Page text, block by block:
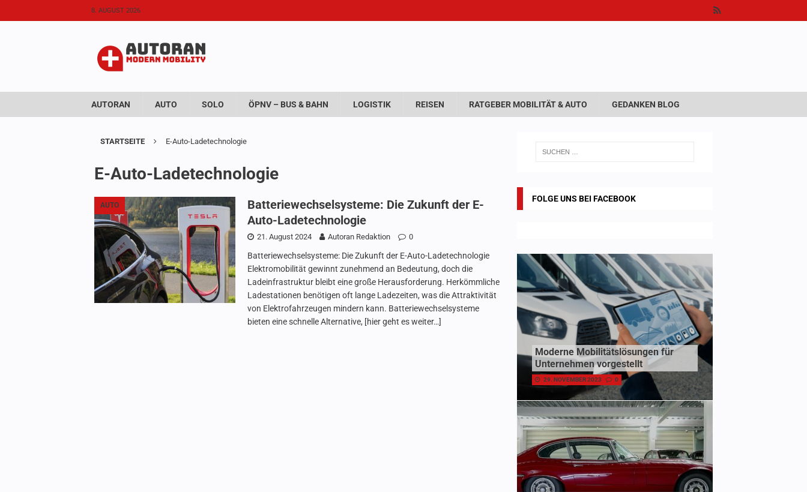
8. AUGUST 2026
AUTORAN AUTO SOLO ÖPNV – BUS & BAHN LOGISTIK REISEN RATGEBER MOBILITÄT & AUTO GEDANKEN BLOG
STARTSEITE E-Auto-Ladetechnologie
E-Auto-Ladetechnologie
AUTO
Batteriewechselsysteme: Die Zukunft der E-
Auto-Ladetechnologie
21. August 2024 Autoran Redaktion 0
Batteriewechselsysteme: Die Zukunft der E-Auto-Ladetechnologie
Elektromobilität gewinnt zunehmend an Bedeutung, doch die
Ladeinfrastruktur bleibt eine große Herausforderung. Herkömmliche
Ladestationen benötigen oft lange Ladezeiten, was die Attraktivität
von Elektrofahrzeugen mindern kann. Batteriewechselsysteme
bieten eine schnelle Alternative, [hier geht es weiter…]
FOLGE UNS BEI FACEBOOK
Moderne Mobilitätslösungen für
Unternehmen vorgestellt
29. NOVEMBER 2023 0